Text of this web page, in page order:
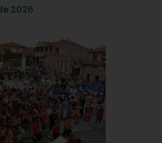
2026